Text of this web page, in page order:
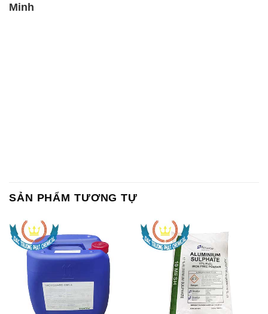
Minh
SẢN PHẨM TƯƠNG TỰ